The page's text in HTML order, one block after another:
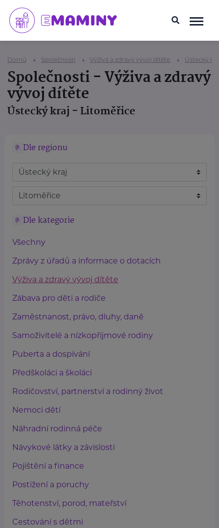
Domů Společnosti Výživa a zdravý vývoj dítěte Ústecký
Společnosti - Výživa a zdravý
vývoj dítěte
Ústecký kraj - Litoměřice
Dle regionu
Dle kategorie
Všechny
Zprávy z úřadů a informace o dotacích
Výživa a zdravý vývoj dítěte
Zábava pro děti a rodiče
Zaměstnanost, právo, dluhy, daně
Samoživitelé a nízkopříjmové rodiny
Puberta a dospívání
Předškoláci a školáci
Rodičovství, partnerství a rodinný život
Nemoci dětí
Náhradní rodinná péče
Návykové látky a závislosti
Pojištění a finance
Postižení a poruchy
Těhotenství, porod, mateřství
Cestování s dětmi